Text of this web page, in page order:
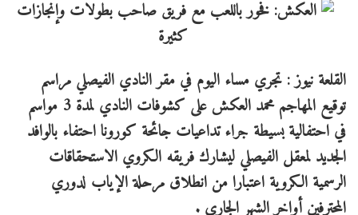
القلعة نيوز : تجري مساء اليوم في مقر النادي الفيصلي مراسم
توقيع المهاجم محمد العكش على كشوفات النادي لمدة 3 مواسم
في احتفالية بسيطة جراء تداعيات جائحة كورونا احتفاء بالوافد
الجديد لمعقل الفيصلي ليشارك فريقه الكروي الاستحقاقات
الرسمية الكروية اعتبارا من انطلاق مرحلة الإياب لدوري
المحترفين أواخر الشهر الجاري .